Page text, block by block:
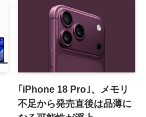
｢iPhone 18 Pro｣、メモリ
不足から発売直後は品薄に